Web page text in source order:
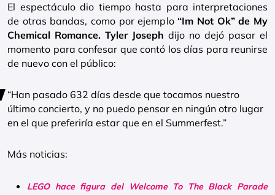
El espectáculo dio tiempo hasta para interpretaciones
de otras bandas, como por ejemplo“Im Not Ok” de My
Chemical Romance. Tyler Joseph dijo no dejó pasar el
momento para confesar que contó los días para reunirse
de nuevo con el público:
“Han pasado 632 días desde que tocamos nuestro
último concierto, y no puedo pensar en ningún otro lugar
en el que preferiría estar que en el Summerfest.”
Más noticias:
LEGO hace figura del Welcome To The Black Parade